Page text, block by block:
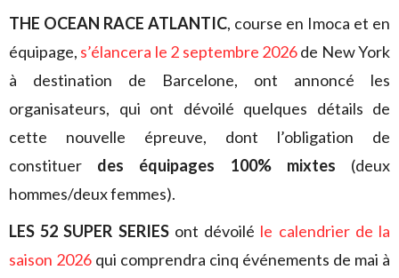
THE OCEAN RACE ATLANTIC, course en Imoca et en
équipage, s’élancera le 2 septembre 2026de New York
à destination de Barcelone, ont annoncé les
organisateurs, qui ont dévoilé quelques détails de
cette nouvelle épreuve, dont l’obligation de
constituer des équipages 100% mixtes (deux
hommes/deux femmes).
LES 52 SUPER SERIESont dévoilé le calendrier de la
saison 2026 qui comprendra cinq événements de mai à